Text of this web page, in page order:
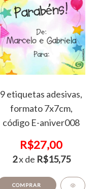
9 etiquetas adesivas,
formato 7x7cm,
código E-aniver008
R$27,00
2x de R$15,75
COMPRAR